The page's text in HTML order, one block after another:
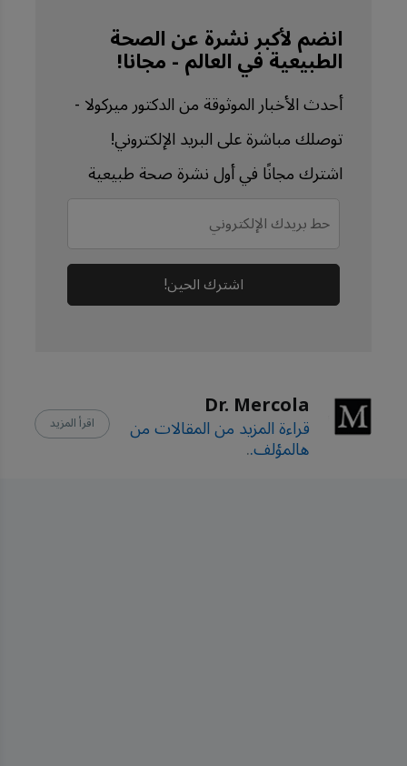
number: 9635 (2024)
Front Immunol. 2024
Apr 11;15:1365127
Elife. 2024 Jul
11:13:RP96281. doi:
10.7554/eLife.96281
ACS Biomater Sci Eng.
2024 Apr 8;10(4):2177-
10.1021/acsbiomateria
New York University
November 7, 2024
انضم لأكبر نشرة عن الصحة
الطبيعية في العالم - مجانا!
أحدث الأخبار الموثوقة من الدكتور ميركولا -
توصلك مباشرة على البريد الإلكتروني!
اشترك مجانًا في أول نشرة صحة طبيعية
اشترك الحين!
Dr. Mercola
قراءة المزيد من المقالات من
هالمؤلف..
اقرأ المزيد